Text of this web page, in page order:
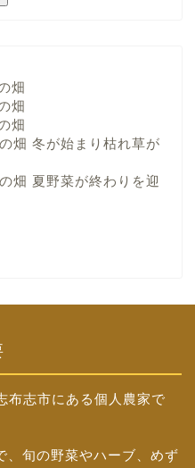
畑
畑
畑
畑 冬が始まり枯れ草が
畑 夏野菜が終わりを迎
布志市にある個人農家で
、旬の野菜やハーブ、めず